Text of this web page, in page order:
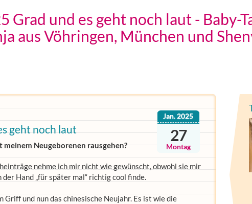
Grad und es geht noch laut - Baby-
aus Vöhringen, München und
Montag
Jan. 2025
27
geht noch laut
Neugeborenen rausgehen?
nehme ich mir nicht wie gewünscht, obwohl sie mir
Hand „für später mal“ richtig cool finde.
und nun das chinesische Neujahr. Es ist wie die